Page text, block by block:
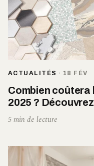
ACTUALITÉS · 18 FÉV
Combien coûtera
2025 ?
5 min de lecture